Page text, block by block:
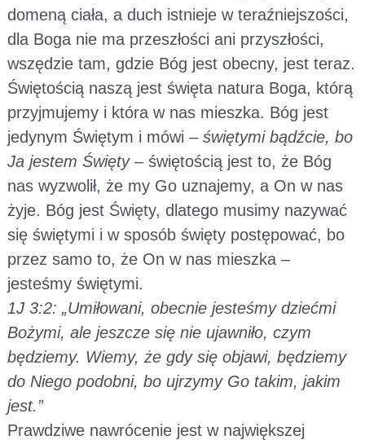
domeną ciała, a duch istnieje w teraźniejszości,
dla Boga nie ma przeszłości ani przyszłości,
wszędzie tam, gdzie Bóg jest obecny, jest teraz.
Świętością naszą jest święta natura Boga, którą
przyjmujemy i która w nas mieszka. Bóg jest
jedynym Świętym i mówi – świętymi bądźcie, bo
Ja jestem Święty– świętością jest to, że Bóg
nas wyzwolił, że my Go uznajemy, a On w nas
żyje. Bóg jest Święty, dlatego musimy nazywać
się świętymi i w sposób święty postępować, bo
przez samo to, że On w nas mieszka –
jesteśmy świętymi.
1J 3:2: „Umiłowani, obecnie jesteśmy dziećmi
Bożymi, ale jeszcze się nie ujawniło, czym
będziemy. Wiemy, że gdy się objawi, będziemy
do Niego podobni, bo ujrzymy Go takim, jakim
jest.”
Prawdziwe nawrócenie jest w największej